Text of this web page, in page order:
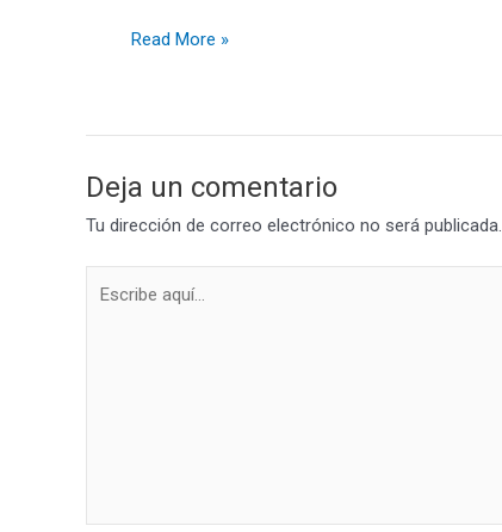
Read More »
Deja un comentario
Tu dirección de correo electrónico no será publicada.
aquí...